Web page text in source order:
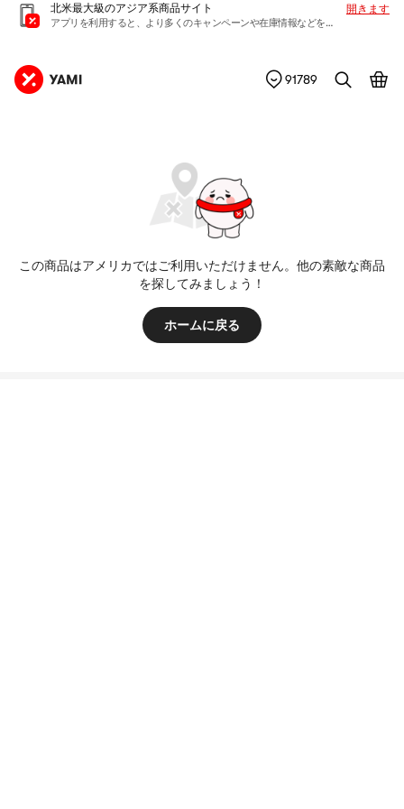
北米最大級のアジア系商品サイト
アプリを利用すると、より多くのキャンペーンや在庫情報などを入手できます
開きます
91789
この商品はアメリカではご利用いただけません。他の素敵な商品
を探してみましょう！
ホームに戻る